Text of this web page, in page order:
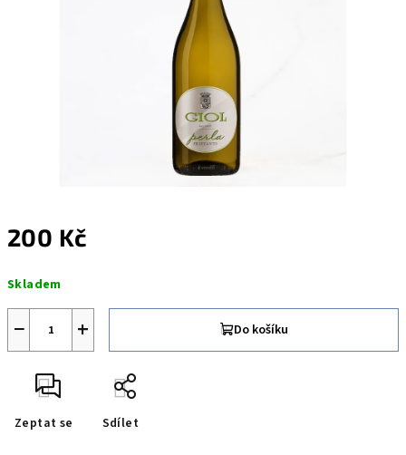
200 Kč
cena:
Skladem
+
− Do košíku
Zeptat se Sdílet